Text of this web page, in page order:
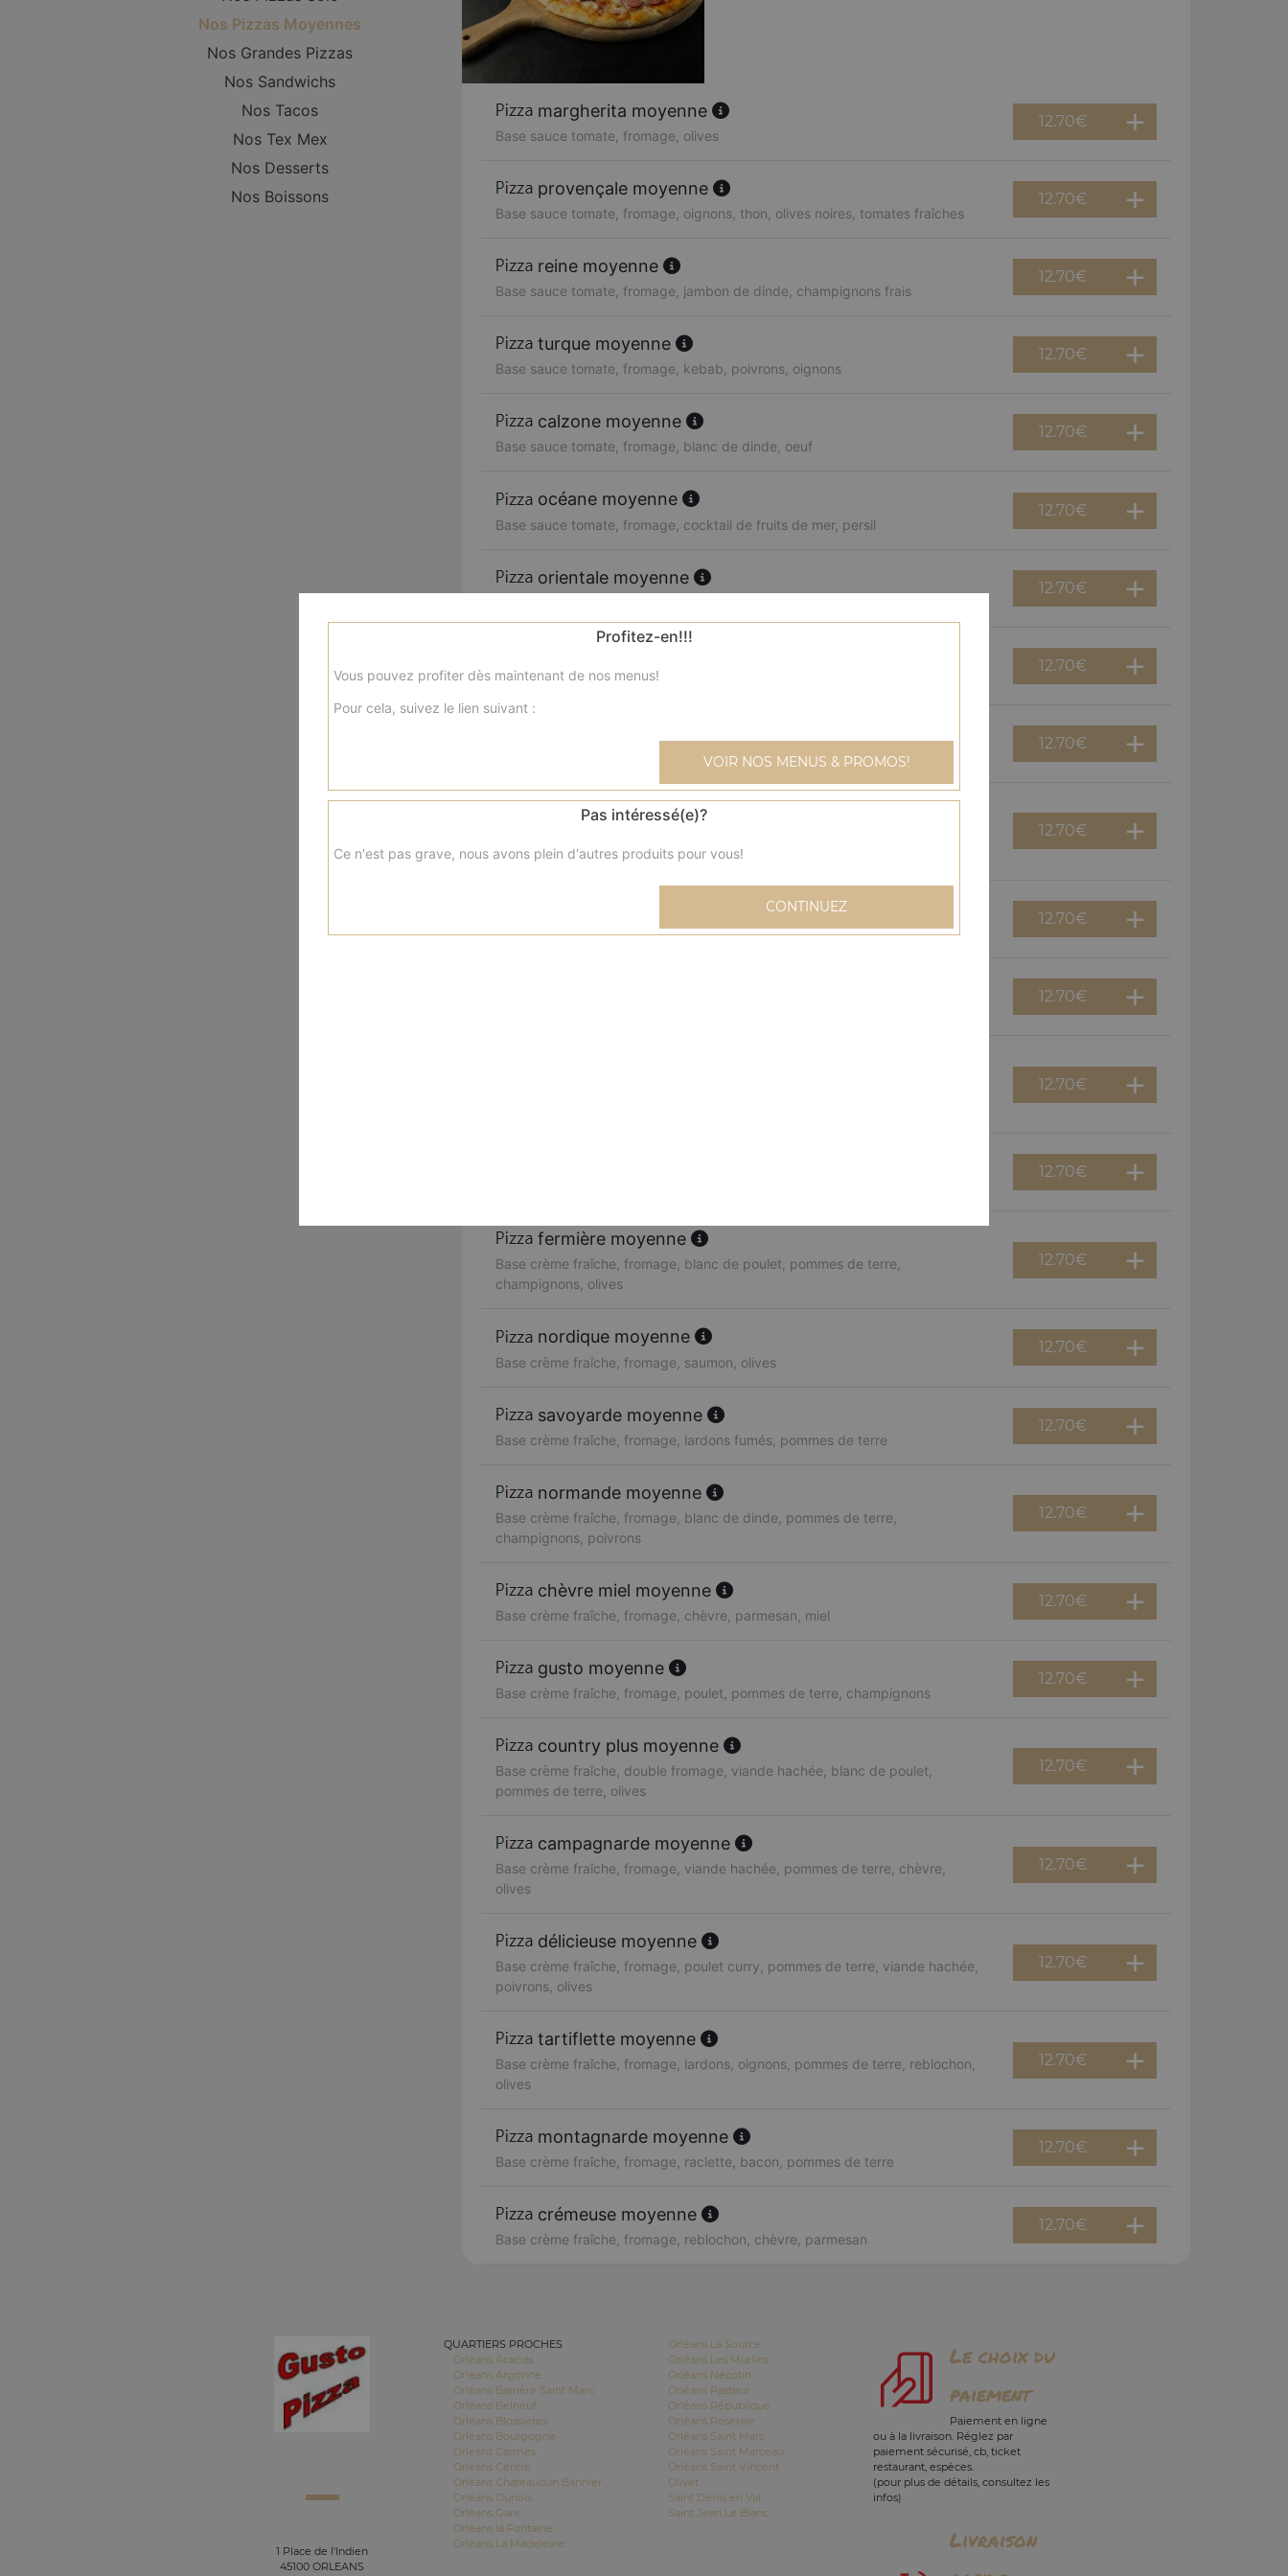
Nos Pizzas Moyennes
Nos Grandes Pizzas
Nos Sandwichs
Nos Tacos
Nos Tex Mex
Nos Desserts
Nos Boissons
margherita moyenne
Base sauce tomate, fromage, olives
12.70€
provençale moyenne
Base sauce tomate, fromage, oignons, thon, olives noires, tomates fraîches
12.70€
reine moyenne
Base sauce tomate, fromage, jambon de dinde, champignons frais
12.70€
turque moyenne
Base sauce tomate, fromage, kebab, poivrons, oignons
12.70€
calzone moyenne
Base sauce tomate, fromage, blanc de dinde, oeuf
12.70€
océane moyenne
Base sauce tomate, fromage, cocktail de fruits de mer, persil
12.70€
orientale moyenne
12.70€
Base sauce tomate, fromage, viande hachée, boursin, oignons
12.70€
Base sauce tomate, fromage, reblochon, chèvre, parmesan
12.70€
texane moyenne
frais, olives
12.70€
Base sauce tomate, fromage, blanc de poulet, oignons, merguez, olives
12.70€
12.70€
12.70€
12.70€
fermière moyenne
Base crème fraîche, fromage, blanc de poulet, pommes de terre,
champignons, olives
12.70€
nordique moyenne
Base crème fraîche, fromage, saumon, olives
12.70€
savoyarde moyenne
Base crème fraîche, fromage, lardons fumés, pommes de terre
12.70€
normande moyenne
Base crème fraîche, fromage, blanc de dinde, pommes de terre,
champignons, poivrons
12.70€
chèvre miel moyenne
Base crème fraîche, fromage, chèvre, parmesan, miel
12.70€
gusto moyenne
Base crème fraîche, fromage, poulet, pommes de terre, champignons
12.70€
country plus moyenne
Base crème fraîche, double fromage, viande hachée, blanc de poulet,
pommes de terre, olives
12.70€
campagnarde moyenne
Base crème fraîche, fromage, viande hachée, pommes de terre, chèvre,
olives
12.70€
délicieuse moyenne
Base crème fraîche, fromage, poulet curry, pommes de terre, viande hachée,
poivrons, olives
12.70€
tartiflette moyenne
Base crème fraîche, fromage, lardons, oignons, pommes de terre, reblochon,
olives
12.70€
montagnarde moyenne
Base crème fraîche, fromage, raclette, bacon, pommes de terre
12.70€
crémeuse moyenne
Base crème fraîche, fromage, reblochon, chèvre, parmesan
12.70€
1 Place de l'Indien
45100 ORLEANS
QUARTIERS PROCHES
Orléans Acacias
Orléans Argonne
Orléans Barrière Saint Marc
Orléans Belneuf
Orléans Blossières
Orléans Bourgogne
Orléans Carmes
Orléans Centre
Orléans Chateaudun Bannier
Orléans Dunois
Orléans Gare
Orléans la Fontaine
Orléans La Madeleine
Orléans La Source
Orléans Les Murlins
Orléans Nécotin
Orléans Pasteur
Orléans République
Orléans Roseraie
Orléans Saint Marc
Orléans Saint Marceau
Orléans Saint Vincent
Olivet
Saint Denis en Val
Saint Jean Le Blanc
Le choix du
paiement
Paiement en ligne
ou à la livraison. Réglez par
paiement sécurisé, cb, ticket
restaurant, espèces.
(pour plus de détails, consultez les
infos)
Livraison
Profitez-en!!!
Vous pouvez profiter dès maintenant de nos menus!
Pour cela, suivez le lien suivant :
VOIR NOS MENUS & PROMOS!
Pas intéressé(e)?
Ce n'est pas grave, nous avons plein d'autres produits pour vous!
CONTINUEZ